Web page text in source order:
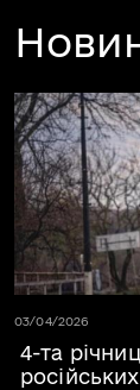
Дата публікації
03/04/2026
4-та